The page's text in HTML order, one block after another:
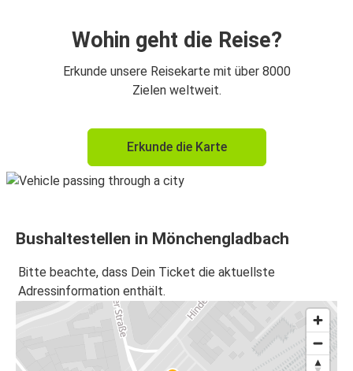
Wien
Mönchengladbach
Innsbruck
Mönchengladbach
Mönchengladbach
Krakau
Mönchengladbach
Innsbruck
Mönchengladbach
Mönchengladbach
Wohin geht die Reise?
Erkunde unsere Reisekarte mit über 8000
Zielen weltweit.
Erkunde die Karte
Bushaltestellen in Mönchengladbach
Bitte beachte, dass Dein Ticket die aktuellste
Adressinformation enthält.